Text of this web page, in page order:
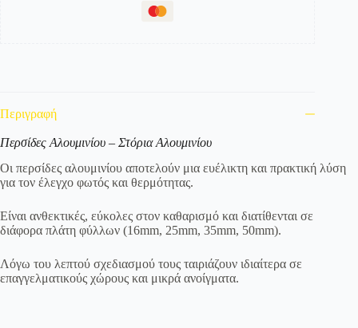
Περιγραφή
Περσίδες Αλουμινίου – Στόρια Αλουμινίου
Οι περσίδες αλουμινίου αποτελούν μια ευέλικτη και πρακτική λύση
για τον έλεγχο φωτός και θερμότητας.
Είναι ανθεκτικές, εύκολες στον καθαρισμό και διατίθενται σε
διάφορα πλάτη φύλλων (16mm, 25mm, 35mm, 50mm).
Λόγω του λεπτού σχεδιασμού τους ταιριάζουν ιδιαίτερα σε
επαγγελματικούς χώρους και μικρά ανοίγματα.